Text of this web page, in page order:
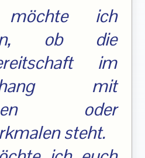
möchte ich
ob die
im
mit
oder
steht.